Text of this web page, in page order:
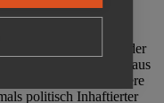
während der
der SED-Diktatur.
in der
politischen Unrechts aus
Eine besondere
politisch Inhaftierter